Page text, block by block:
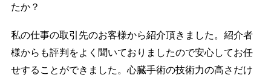
たか？
私の仕事の取引先のお客様から紹介頂きました。紹介者
様からも評判をよく聞いておりましたので安心してお任
せすることができました。心臓手術の技術力の高さだけ